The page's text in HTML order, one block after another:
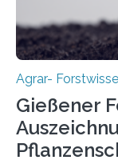
Agrar-
Gießener